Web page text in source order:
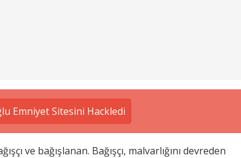
Emniyet Sitesini Hackledi
ve bağışlanan. Bağışçı, malvarlığını devreden